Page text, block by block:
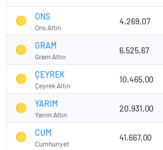
ONS
Ons Altın
4.269,07
GRAM
Gram Altın
6.525,67
ÇEYREK
Çeyrek Altın
10.465,00
YARIM
Yarım Altın
20.931,00
CUM
Cumhuriyet
41.667,00